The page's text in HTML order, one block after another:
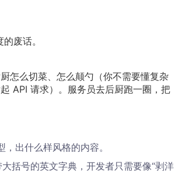
废话。
怎么切菜、怎么颠勺（你不需要懂复杂
API 请求）。服务员去后厨跑一圈，把
出什么样风格的内容。
括号的英文字典，开发者只需要像“剥洋